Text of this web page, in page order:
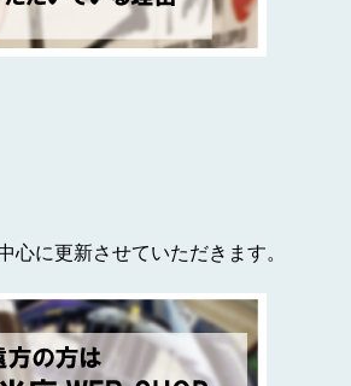
心に更新させていただきます。